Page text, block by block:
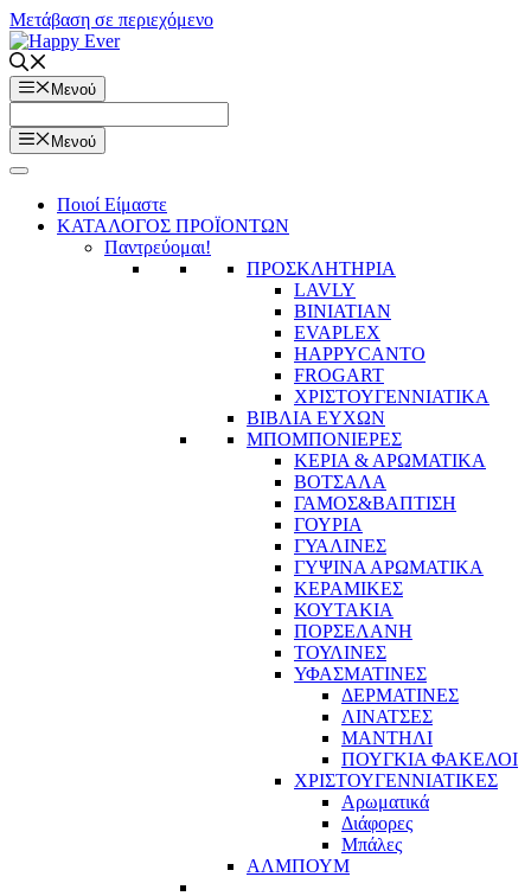
Μετάβαση σε περιεχόμενο
Μενού
Μενού
Ποιοί Είμαστε
ΚΑΤΑΛΟΓΟΣ ΠΡΟΪΟΝΤΩΝ
Παντρεύομαι!
ΠΡΟΣΚΛΗΤΗΡΙΑ
LAVLY
BINIATIAN
EVAPLEX
HAPPYCANTO
FROGART
ΧΡΙΣΤΟΥΓΕΝΝΙΑΤΙΚΑ
ΒΙΒΛΙΑ ΕΥΧΩΝ
ΜΠΟΜΠΟΝΙΕΡΕΣ
ΚΕΡΙΑ & ΑΡΩΜΑΤΙΚΑ
ΒΟΤΣΑΛΑ
ΓΑΜΟΣ&ΒΑΠΤΙΣΗ
ΓΟΥΡΙΑ
ΓΥΑΛΙΝΕΣ
ΓΥΨΙΝΑ ΑΡΩΜΑΤΙΚΑ
ΚΕΡΑΜΙΚΕΣ
ΚΟΥΤΑΚΙΑ
ΠΟΡΣΕΛΑΝΗ
ΤΟΥΛΙΝΕΣ
ΥΦΑΣΜΑΤΙΝΕΣ
ΔΕΡΜΑΤΙΝΕΣ
ΛΙΝΑΤΣΕΣ
ΜΑΝΤΗΛΙ
ΠΟΥΓΚΙΑ ΦΑΚΕΛΟΙ
ΧΡΙΣΤΟΥΓΕΝΝΙΑΤΙΚΕΣ
Αρωματικά
Διάφορες
Μπάλες
ΑΛΜΠΟΥΜ